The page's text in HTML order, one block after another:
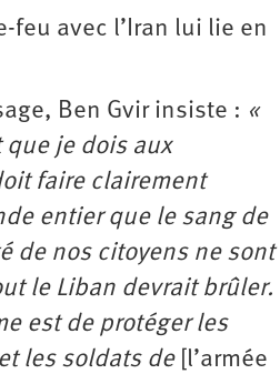
feu avec l’Iran lui lie en
Ben Gvir insiste : «
que je dois aux
faire clairement
entier que le sang de
de nos citoyens ne sont
le Liban devrait brûler.
est de protéger les
les soldats de [l’armée